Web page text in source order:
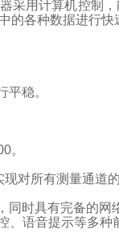
采用计算机控制
的各种数据进行
平稳。
。
对所有测量通道的
时具有完备的网
、语音提示等多种